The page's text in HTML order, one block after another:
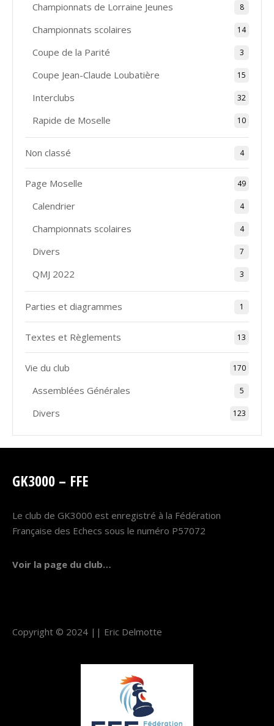
Championnats de Lorraine Jeunes 8
Championnats scolaires 14
Coupe de la Parité 3
Coupe Jean-Claude Loubatière 15
Interclubs 32
Rapide de Moselle 10
Non classé 4
Page Moselle 49
Calendrier 4
Championnats scolaires 4
Divers 7
QMJ 2022 3
Parties et diagrammes 1
Textes et Règlements 13
Vie du club 170
Assemblées Générales 5
Divers 123
GK3000 – FFE
Le club de GK3000 est enregistré à la Fédération
Française des Echecs sous le numéro P57072
Voir la page du club…
Copyright © 2024 || Eric Delmotte